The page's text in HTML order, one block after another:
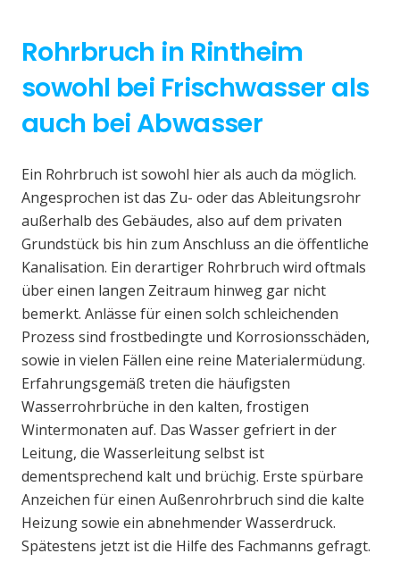
Rohrbruch in Rintheim
sowohl bei Frischwasser als
auch bei Abwasser
Ein Rohrbruch ist sowohl hier als auch da möglich.
Angesprochen ist das Zu- oder das Ableitungsrohr
außerhalb des Gebäudes, also auf dem privaten
Grundstück bis hin zum Anschluss an die öffentliche
Kanalisation. Ein derartiger Rohrbruch wird oftmals
über einen langen Zeitraum hinweg gar nicht
bemerkt. Anlässe für einen solch schleichenden
Prozess sind frostbedingte und Korrosionsschäden,
sowie in vielen Fällen eine reine Materialermüdung.
Erfahrungsgemäß treten die häufigsten
Wasserrohrbrüche in den kalten, frostigen
Wintermonaten auf. Das Wasser gefriert in der
Leitung, die Wasserleitung selbst ist
dementsprechend kalt und brüchig. Erste spürbare
Anzeichen für einen Außenrohrbruch sind die kalte
Heizung sowie ein abnehmender Wasserdruck.
Spätestens jetzt ist die Hilfe des Fachmanns gefragt.